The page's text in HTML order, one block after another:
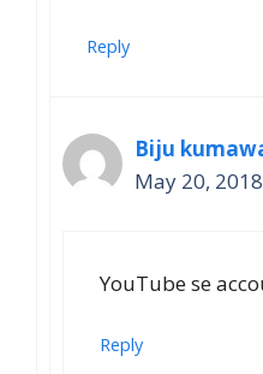
Reply
Biju
May 20,
YouTube se
Reply